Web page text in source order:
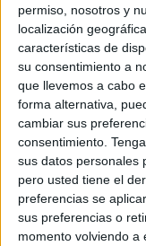
permiso, nosotros y
localización
características de
su consentimiento a
que llevemos a cabo
forma alternativa,
cambiar sus
consentimiento.
sus datos personales
pero usted tiene el
preferencias se
sus preferencias o
momento volviendo a
Con un mensaje
que las
entrado en Ceuta
seguir
reforzado la
efectivos, que se
permanente.
participan en
añadido el ministro.